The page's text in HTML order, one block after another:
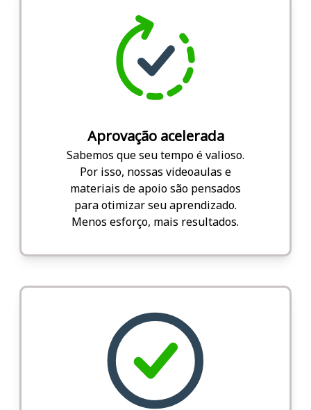
Aprovação acelerada
Sabemos que seu tempo é valioso.
Por isso, nossas videoaulas e
materiais de apoio são pensados
para otimizar seu aprendizado.
Menos esforço, mais resultados.